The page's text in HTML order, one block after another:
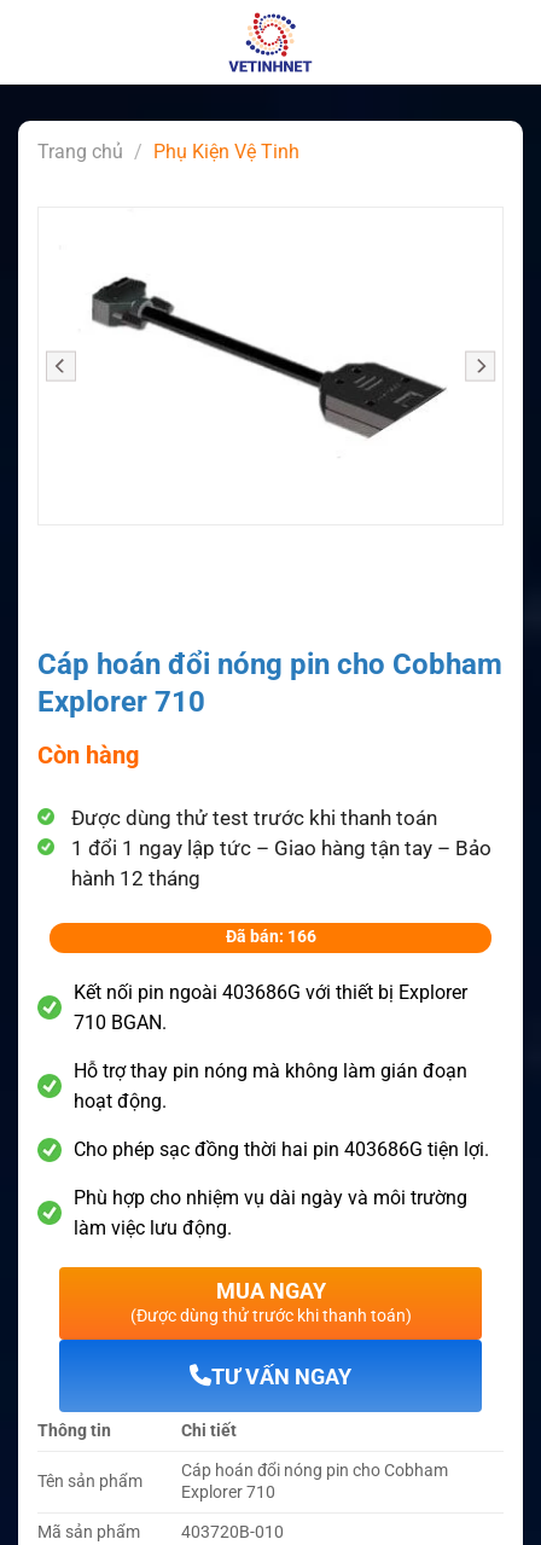
Trang chủ / Phụ Kiện Vệ Tinh
Cáp hoán đổi nóng pin cho Cobham
Explorer 710
Còn hàng
Được dùng thử test trước khi thanh toán
1 đổi 1 ngay lập tức – Giao hàng tận tay – Bảo
hành 12 tháng
Đã bán: 166
Kết nối pin ngoài 403686G với thiết bị Explorer
710 BGAN.
Hỗ trợ thay pin nóng mà không làm gián đoạn
hoạt động.
Cho phép sạc đồng thời hai pin 403686G tiện lợi.
Phù hợp cho nhiệm vụ dài ngày và môi trường
làm việc lưu động.
MUA NGAY
(Được dùng thử trước khi thanh toán)
TƯ VẤN NGAY
Thông tin Chi tiết
Tên sản phẩm
Cáp hoán đổi nóng pin cho Cobham
Explorer 710
Mã sản phẩm
403720B-010